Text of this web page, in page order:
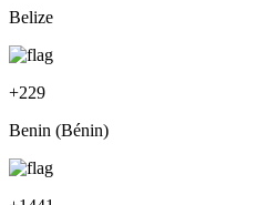
Belize
+229
Benin (Bénin)